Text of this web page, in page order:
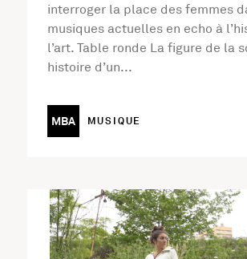
interroger la place des femmes
musiques actuelles en echo à
l’art. Table ronde La figure de la
histoire d’un...
MBA MUSIQUE
En savoir plus sur l'activité Graines